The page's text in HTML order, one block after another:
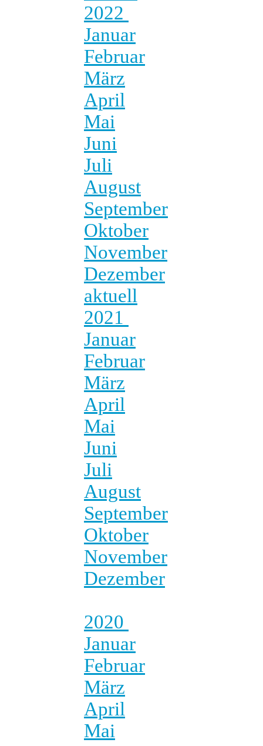
2022
Januar
Februar
März
April
Mai
Juni
Juli
August
September
Oktober
November
Dezember
aktuell
2021
Januar
Februar
März
April
Mai
Juni
Juli
August
September
Oktober
November
Dezember
2020
Januar
Februar
März
April
Mai